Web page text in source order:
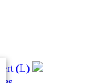
(L)